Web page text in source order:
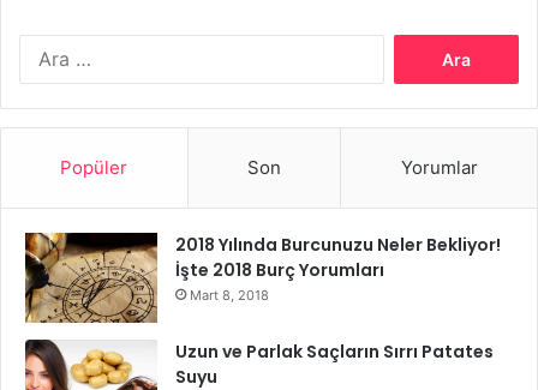
Popüler Son Yorumlar
2018 Yılında Burcunuzu Neler Bekliyor!
İşte 2018 Burç Yorumları
Mart 8, 2018
Uzun ve Parlak Saçların Sırrı Patates
Suyu